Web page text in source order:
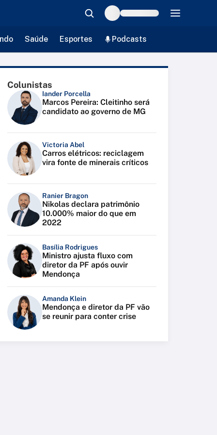
Saúde Esportes Podcasts
Colunistas
Iander Porcella
Marcos Pereira: Cleitinho será
candidato ao governo de MG
Victoria Abel
Carros elétricos: reciclagem
vira fonte de minerais críticos
Ranier Bragon
Nikolas declara patrimônio
10.000% maior do que em
2022
Basília Rodrigues
Ministro ajusta fluxo com
diretor da PF após ouvir
Mendonça
Amanda Klein
Mendonça e diretor da PF vão
se reunir para conter crise